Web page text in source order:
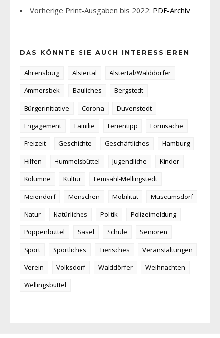
Vorherige Print-Ausgaben bis 2022: PDF-Archiv
DAS KÖNNTE SIE AUCH INTERESSIEREN
Ahrensburg Alstertal
Alstertal/Walddörfer
Ammersbek
Bauliches
Bergstedt
Bürgerinitiative
Corona
Duvenstedt
Engagement
Familie Ferientipp
Formsache
Freizeit
Geschichte Geschäftliches
Hamburg
Hilfen
Hummelsbüttel Jugendliche
Kinder
Kolumne
Kultur
Lemsahl-Mellingstedt
Meiendorf
Menschen Mobilität
Museumsdorf
Natur
Natürliches Politik
Polizeimeldung
Poppenbüttel
Sasel Schule
Senioren
Sport
Sportliches Tierisches
Veranstaltungen
Verein
Volksdorf Walddörfer
Weihnachten
Wellingsbüttel